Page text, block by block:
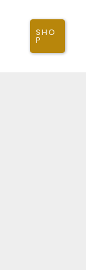
SHO
P